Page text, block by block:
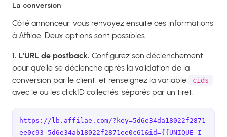
La conversion
Côté annonceur, vous renvoyez ensuite ces informations
à Affilae. Deux options sont possibles.
1. L’URL de postback. Configurez son déclenchement
pour qu’elle se déclenche après la validation de la
conversion par le client, et renseignez la variable
cids
avec le ou les clickID collectés, séparés par un tiret.
https://lb.affilae.com/?key=5d6e34da18022f2871
ee0c93-5d6e34ab18022f2871ee0c61&id={{UNIQUE_I